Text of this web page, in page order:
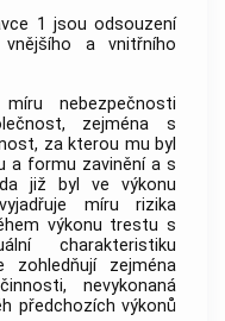
1 jsou odsouzení
a vnitřního
nebezpečnosti
zejména s
za kterou mu byl
a formu zavinění a s
již byl ve výkonu
míru rizika
výkonu trestu s
charakteristiku
zejména
nevykonaná
předchozích výkonů